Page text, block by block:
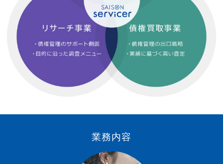
業務内容